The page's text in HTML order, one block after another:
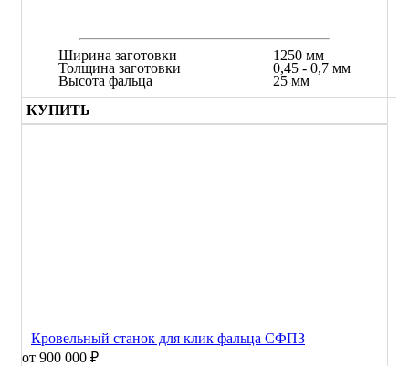
Ширина заготовки
Толщина заготовки
Высота фальца
1250 мм
0,45 - 0,7 мм
25 мм
КУПИТЬ
Кровельный станок для клик фальца СФПЗ
от 900 000 ₽